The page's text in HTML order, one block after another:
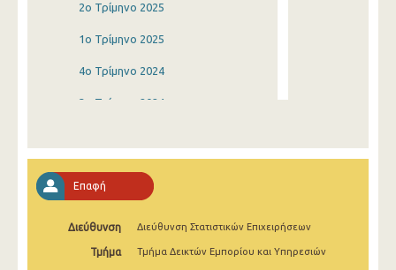
2o Τρίμηνο 2025
1o Τρίμηνο 2025
4o Τρίμηνο 2024
3o Τρίμηνο 2024
4o Τρίμηνο 2023
3o Τρίμηνο 2023
2o Τρίμηνο 2023
Επαφή
Διεύθυνση Διεύθυνση Στατιστικών Επιχειρήσεων
Τμήμα Τμήμα Δεικτών Εμπορίου και Υπηρεσιών